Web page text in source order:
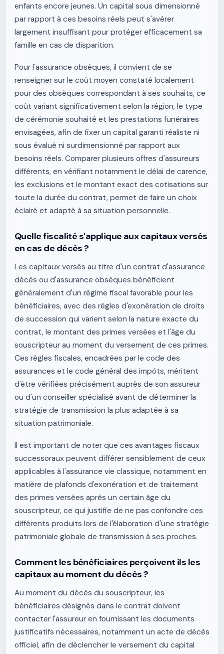
enfants encore jeunes. Un capital sous dimensionné
par rapport à ces besoins réels peut s'avérer
largement insuffisant pour protéger efficacement sa
famille en cas de disparition.
Pour l'assurance obsèques, il convient de se
renseigner sur le coût moyen constaté localement
pour des obsèques correspondant à ses souhaits, ce
coût variant significativement selon la région, le type
de cérémonie souhaité et les prestations funéraires
envisagées, afin de fixer un capital garanti réaliste ni
sous évalué ni surdimensionné par rapport aux
besoins réels. Comparer plusieurs offres d'assureurs
différents, en vérifiant notamment le délai de carence,
les exclusions et le montant exact des cotisations sur
toute la durée du contrat, permet de faire un choix
éclairé et adapté à sa situation personnelle.
Quelle fiscalité s'applique aux capitaux versés
en cas de décès ?
Les capitaux versés au titre d'un contrat d'assurance
décès ou d'assurance obsèques bénéficient
généralement d'un régime fiscal favorable pour les
bénéficiaires, avec des règles d'exonération de droits
de succession qui varient selon la nature exacte du
contrat, le montant des primes versées et l'âge du
souscripteur au moment du versement de ces primes.
Ces règles fiscales, encadrées par le code des
assurances et le code général des impôts, méritent
d'être vérifiées précisément auprès de son assureur
ou d'un conseiller spécialisé avant de déterminer la
stratégie de transmission la plus adaptée à sa
situation patrimoniale.
Il est important de noter que ces avantages fiscaux
successoraux peuvent différer sensiblement de ceux
applicables à l'assurance vie classique, notamment en
matière de plafonds d'exonération et de traitement
des primes versées après un certain âge du
souscripteur, ce qui justifie de ne pas confondre ces
différents produits lors de l'élaboration d'une stratégie
patrimoniale globale de transmission à ses proches.
Comment les bénéficiaires perçoivent ils les
capitaux au moment du décès ?
Au moment du décès du souscripteur, les
bénéficiaires désignés dans le contrat doivent
contacter l'assureur en fournissant les documents
justificatifs nécessaires, notamment un acte de décès
officiel, afin de déclencher le versement du capital